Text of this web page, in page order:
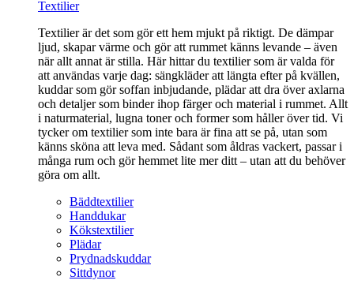
Textilier
Textilier är det som gör ett hem mjukt på riktigt. De dämpar
ljud, skapar värme och gör att rummet känns levande – även
när allt annat är stilla. Här hittar du textilier som är valda för
att användas varje dag: sängkläder att längta efter på kvällen,
kuddar som gör soffan inbjudande, plädar att dra över axlarna
och detaljer som binder ihop färger och material i rummet. Allt
i naturmaterial, lugna toner och former som håller över tid. Vi
tycker om textilier som inte bara är fina att se på, utan som
känns sköna att leva med. Sådant som åldras vackert, passar i
många rum och gör hemmet lite mer ditt – utan att du behöver
göra om allt.
Bäddtextilier
Handdukar
Kökstextilier
Plädar
Prydnadskuddar
Sittdynor